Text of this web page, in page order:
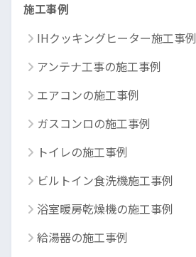
施工事例
IHクッキングヒーター施工事例
アンテナ工事の施工事例
エアコンの施工事例
ガスコンロの施工事例
トイレの施工事例
ビルトイン食洗機施工事例
浴室暖房乾燥機の施工事例
給湯器の施工事例